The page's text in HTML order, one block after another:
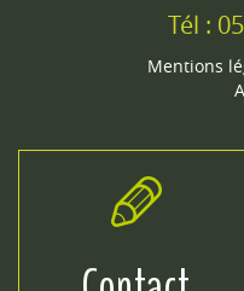
Tél :
Mentions